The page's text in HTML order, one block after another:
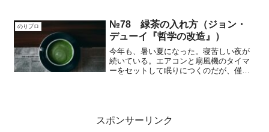
件をクリアしているか、調査員がやって
くる段取りになっている。...
のりプロ
№78 緑茶の入れ方（ジョン・
デューイ『哲学の改造』）
今年も、暑い夏になった。寝苦しい夜が
続いている。エアコンと扇風機のタイマ
ーをセットして眠りにつくのだが、僅か
スポンサーリンク